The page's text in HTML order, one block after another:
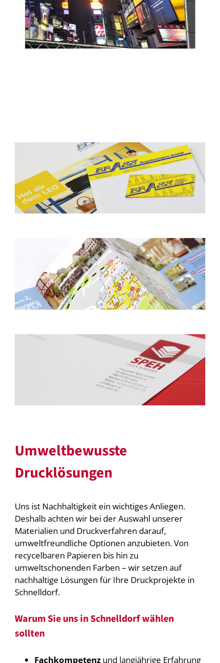
Umweltbewusste
Drucklösungen
Uns ist Nachhaltigkeit ein wichtiges Anliegen.
Deshalb achten wir bei der Auswahl unserer
Materialien und Druckverfahren darauf,
umweltfreundliche Optionen anzubieten. Von
recycelbaren Papieren bis hin zu
umweltschonenden Farben – wir setzen auf
nachhaltige Lösungen für Ihre Druckprojekte in
Schnelldorf.
Warum Sie uns in Schnelldorf wählen
sollten
Fachkompetenzund langjährige Erfahrung